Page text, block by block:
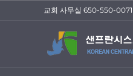
to
교회 사무실 650-550-0071